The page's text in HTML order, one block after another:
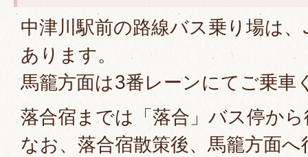
中津川駅前の路線バス乗り場は
あります。
馬籠方面は3番レーンにてご乗車
落合宿までは「落合」バス停か
なお、落合宿散策後、馬籠方面